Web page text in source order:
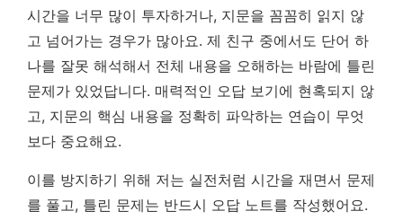
시간을 너무 많이 투자하거나, 지문을 꼼꼼히 읽지 않
고 넘어가는 경우가 많아요. 제 친구 중에서도 단어 하
나를 잘못 해석해서 전체 내용을 오해하는 바람에 틀린
문제가 있었답니다. 매력적인 오답 보기에 현혹되지 않
고, 지문의 핵심 내용을 정확히 파악하는 연습이 무엇
보다 중요해요.
이를 방지하기 위해 저는 실전처럼 시간을 재면서 문제
를 풀고, 틀린 문제는 반드시 오답 노트를 작성했어요.